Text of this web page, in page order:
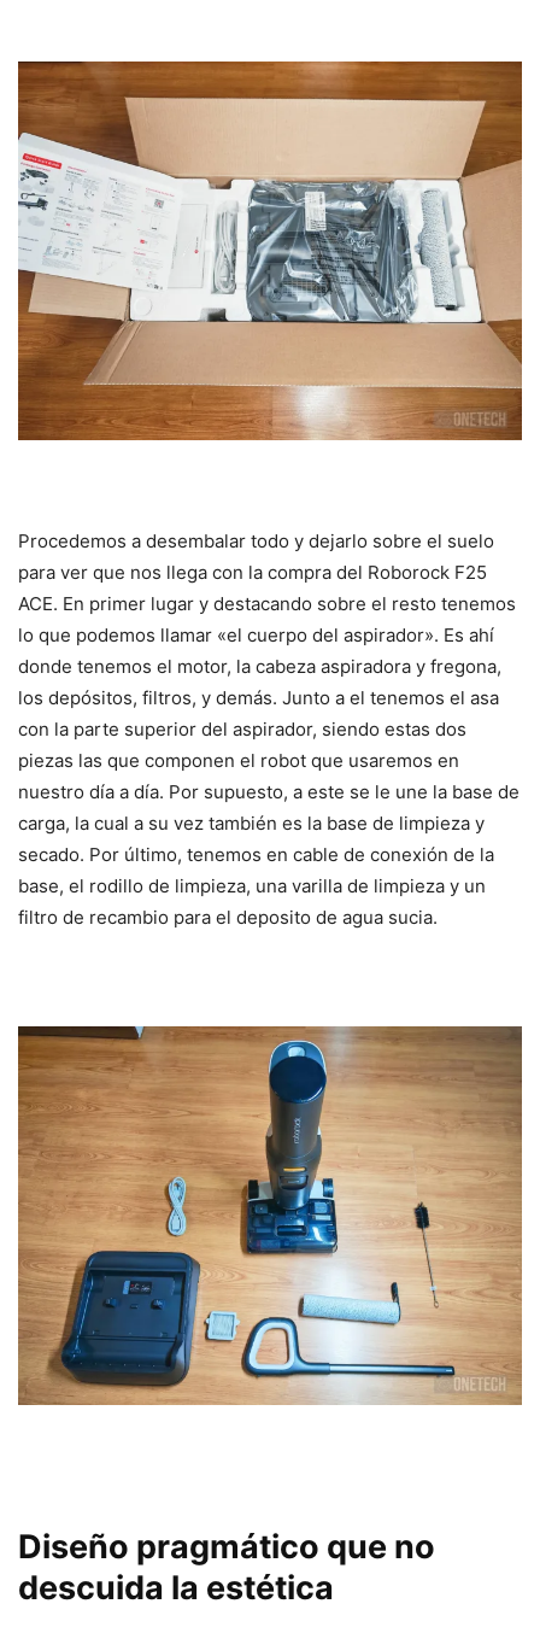
Procedemos a desembalar todo y dejarlo sobre el suelo
para ver que nos llega con la compra del Roborock F25
ACE. En primer lugar y destacando sobre el resto tenemos
lo que podemos llamar «el cuerpo del aspirador». Es ahí
donde tenemos el motor, la cabeza aspiradora y fregona,
los depósitos, filtros, y demás. Junto a el tenemos el asa
con la parte superior del aspirador, siendo estas dos
piezas las que componen el robot que usaremos en
nuestro día a día. Por supuesto, a este se le une la base de
carga, la cual a su vez también es la base de limpieza y
secado. Por último, tenemos en cable de conexión de la
base, el rodillo de limpieza, una varilla de limpieza y un
filtro de recambio para el deposito de agua sucia.
Diseño pragmático que no
descuida la estética